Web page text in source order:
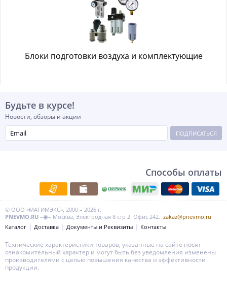
Блоки подготовки воздуха и комплектующие
Будьте в курсе!
Новости, обзоры и акции
ПОДПИСАТЬСЯ
Способы оплаты
© ООО «МАГИМЭКС», 2000 – 2026 г.
PNEVMO.RU –◉– Москва, Электродная 8 стр 2. Офис 242. zakaz@pnevmo.ru
Каталог
Доставка Документы и Реквизиты Контакты
Технические характеристики товаров, указанные на сайте носят
ознакомительный характер и могут быть без уведомления изменены
производителями с целью повышения качества и эффективности
продукции.